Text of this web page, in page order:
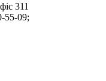
311
55-09;